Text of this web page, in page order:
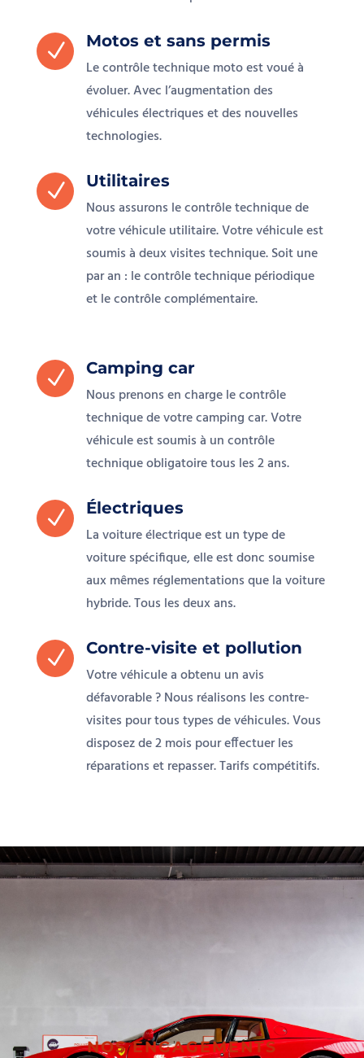
N Motos et sans permis
Le contrôle technique moto est voué à
évoluer. Avec l’augmentation des
véhicules électriques et des nouvelles
technologies.
N Utilitaires
Nous assurons le contrôle technique de
votre véhicule utilitaire. Votre véhicule est
soumis à deux visites technique. Soit une
par an : le contrôle technique périodique
et le contrôle complémentaire.
N Camping car
Nous prenons en charge le contrôle
technique de votre camping car. Votre
véhicule est soumis à un contrôle
technique obligatoire tous les 2 ans.
N Électriques
La voiture électrique est un type de
voiture spécifique, elle est donc soumise
aux mêmes réglementations que la voiture
hybride. Tous les deux ans.
N Contre-visite et pollution
Votre véhicule a obtenu un avis
défavorable ? Nous réalisons les contre-
visites pour tous types de véhicules. Vous
disposez de 2 mois pour effectuer les
réparations et repasser. Tarifs compétitifs.
NOS ENGAGEMENTS